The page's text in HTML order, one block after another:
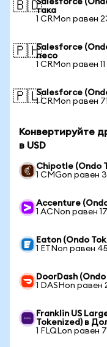
🇧🇩Salesforce
така
1 CRMon равен
🇵🇭Salesforce
песо
1 CRMon равен 11
🇵🇱Salesforce
1 CRMon равен
Конвертируйте
в USD
Chipotle (Ondo
1 CMGon равен
Accenture
1 ACNon равен
Eaton (Ondo
1 ETNon равен
DoorDash
1 DASHon равен
Franklin US
Tokenized) в
1 FLQLon равен